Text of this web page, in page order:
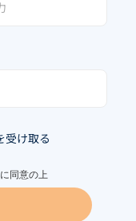
受け取る
に同意の上